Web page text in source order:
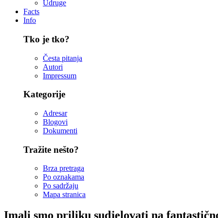
Udruge
Facts
Info
Tko je tko?
Česta pitanja
Autori
Impressum
Kategorije
Adresar
Blogovi
Dokumenti
Tražite nešto?
Brza pretraga
Po oznakama
Po sadržaju
Mapa stranica
Imali smo priliku sudjelovati na